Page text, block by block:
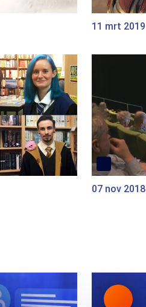
11 mrt 2019
07 nov 2018